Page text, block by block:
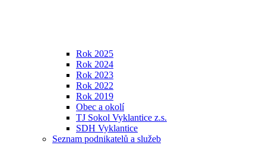
Rok 2025
Rok 2024
Rok 2023
Rok 2022
Rok 2019
Obec a okolí
TJ Sokol Vyklantice z.s.
SDH Vyklantice
Seznam podnikatelů a služeb